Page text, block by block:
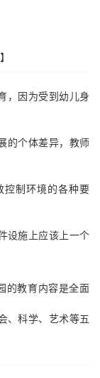
，因为受到幼儿身
的个体差异，教师
控制环境的各种要
设施上应该上一个
的教育内容是全面
、科学、艺术等五